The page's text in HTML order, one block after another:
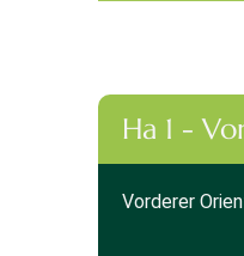
Ha 1 -
Vorderer